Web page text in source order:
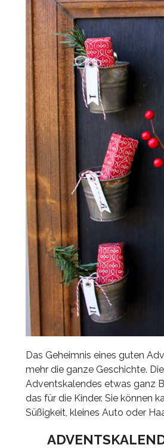
Das Geheimnis eines guten
mehr die ganze Geschichte.
Adventskalendes etwas ganz
das für die Kinder. Sie können
Süßigkeit, kleines Auto oder